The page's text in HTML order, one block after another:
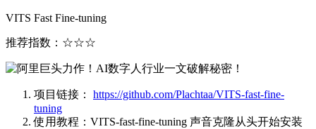
VITS Fast Fine-tuning
推荐指数：☆☆☆
项目链接： https://github.com/Plachtaa/VITS-fast-fine-
tuning
使用教程：VITS-fast-fine-tuning 声音克隆从头开始安装